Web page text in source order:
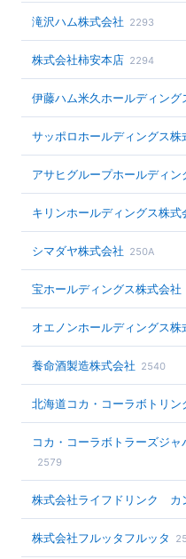
滝沢ハム株式会社 2293
株式会社柿安本店 2294
伊藤ハム米久ホールディング
サッポロホールディングス株
アサヒグループホールディン
キリンホールディングス株式
シマダヤ株式会社 250A
宝ホールディングス株式会社
オエノンホールディングス株
養命酒製造株式会社 2540
北海道コカ・コーラボトリン
コカ・コーラボトラーズジ
2579
株式会社ライフドリンク カ
株式会社フルッタフルッタ